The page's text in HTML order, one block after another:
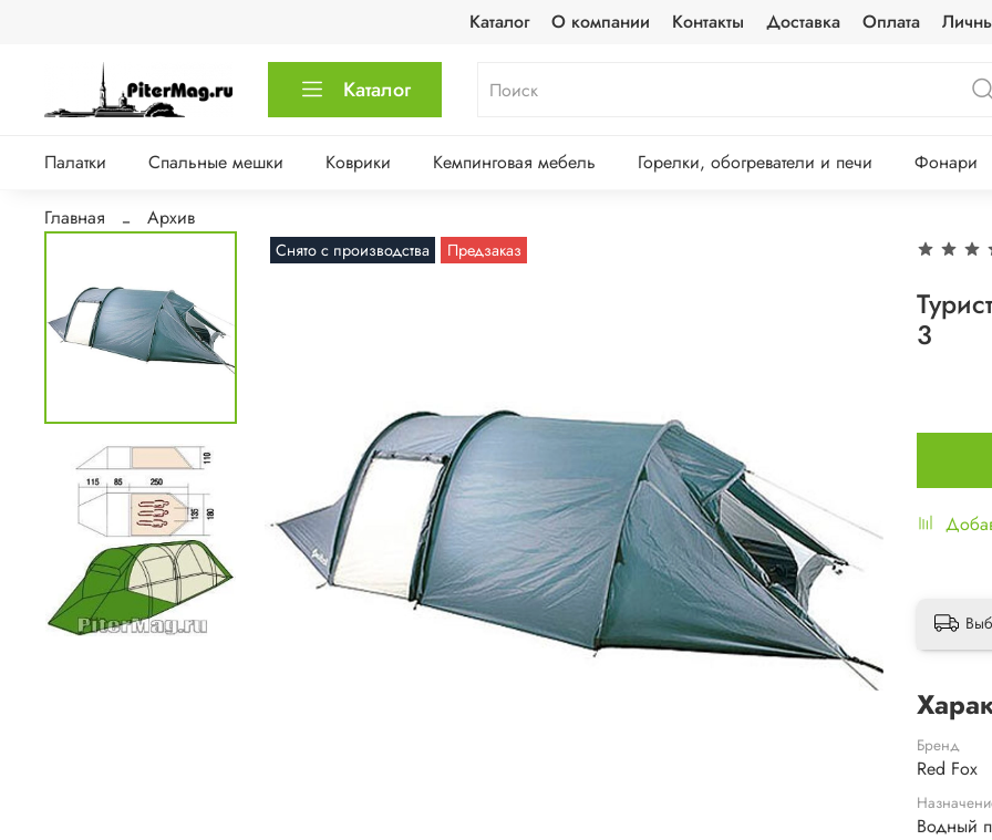
Каталог О компании Контакты Доставка Оплата
Каталог
Палатки Спальные мешки Коврики Кемпинговая мебель Горелки, обогреватели и печи Фонари
Главная Архив
Снято с производства Предзаказ
3
Бренд
Red Fox
Водный